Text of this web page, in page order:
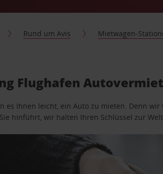
Rund um Avis Mietwagen-
Flughafen
es Ihnen leicht, ein Auto zu mieten. Denn
hinführt, wir halten Ihren Schlüssel zur